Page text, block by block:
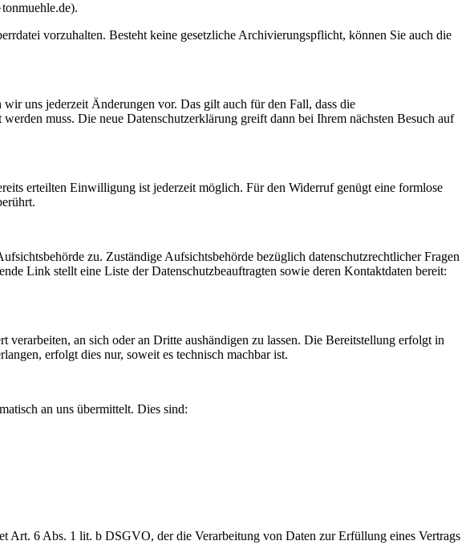
vorzuhalten. Besteht keine gesetzliche Archivierungspflicht, können Sie auch die
uns jederzeit Änderungen vor. Das gilt auch für den Fall, dass die
muss. Die neue Datenschutzerklärung greift dann bei Ihrem nächsten Besuch auf
erteilten Einwilligung ist jederzeit möglich. Für den Widerruf genügt eine formlose
zu. Zuständige Aufsichtsbehörde bezüglich datenschutzrechtlicher Fragen
Link stellt eine Liste der Datenschutzbeauftragten sowie deren Kontaktdaten bereit:
an sich oder an Dritte aushändigen zu lassen. Die Bereitstellung erfolgt in
erfolgt dies nur, soweit es technisch machbar ist.
an uns übermittelt. Dies sind:
Art. 6 Abs. 1 lit. b DSGVO, der die Verarbeitung von Daten zur Erfüllung eines Vertrags